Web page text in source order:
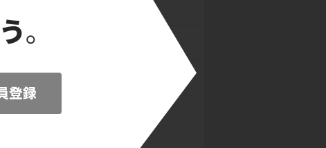
中国の分裂・混乱期（魏晋南北朝）
アジア文明圏の形成（隋・唐）
イスラーム世界
世ヨーロッパ世界の成立